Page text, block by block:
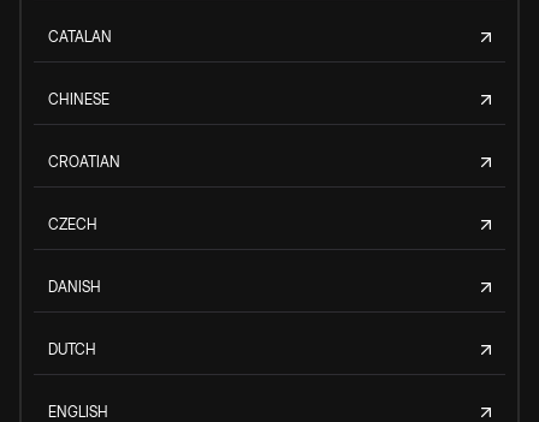
CATALAN
CHINESE
CROATIAN
CZECH
DANISH
DUTCH
ENGLISH